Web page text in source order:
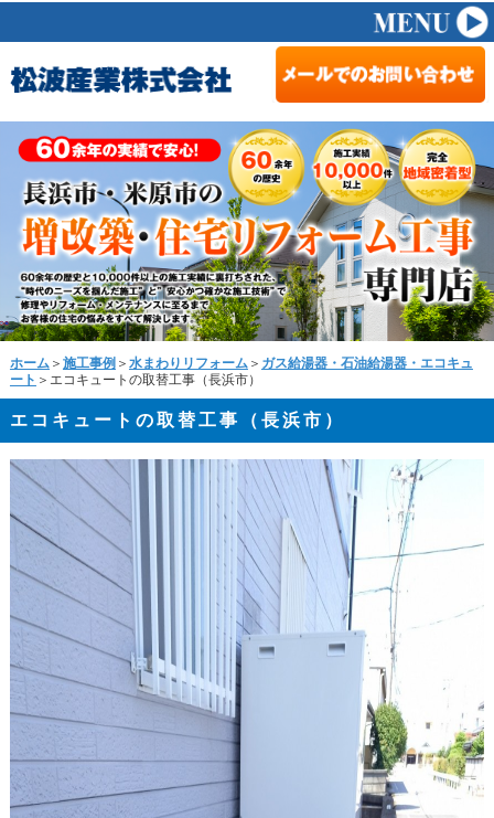
ホーム ＞ 施工事例 ＞ 水まわりリフォーム ＞ ガス給湯器・石油給湯器・エコキュ
ート ＞エコキュートの取替工事（長浜市）
エコキュートの取替工事（長浜市）